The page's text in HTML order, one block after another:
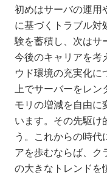
初めはサーバの運用
に基づくトラブル対
験を蓄積し、次はサ
今後のキャリアを考
ウド環境の充実化に
上でサーバーをレ
モリの増減を自由に
います。その先駆け
う。これからの時代
アを歩むならば、ク
の大きなトレンドを